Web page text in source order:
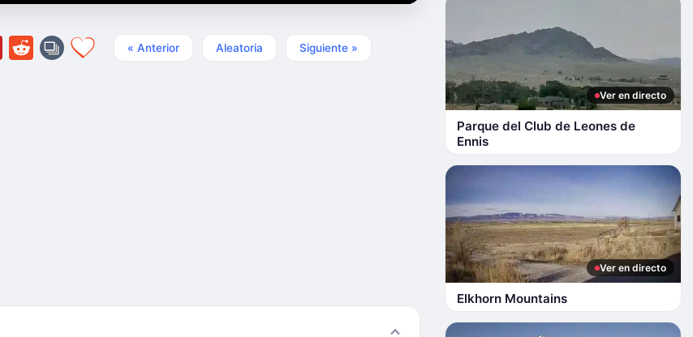
« Anterior Aleatoria Siguiente »
Ver en directo
Parque del Club de Leones de
Ennis
Ver en directo
Elkhorn Mountains